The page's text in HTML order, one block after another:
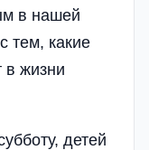
в нашей
тем, какие
в жизни
детей